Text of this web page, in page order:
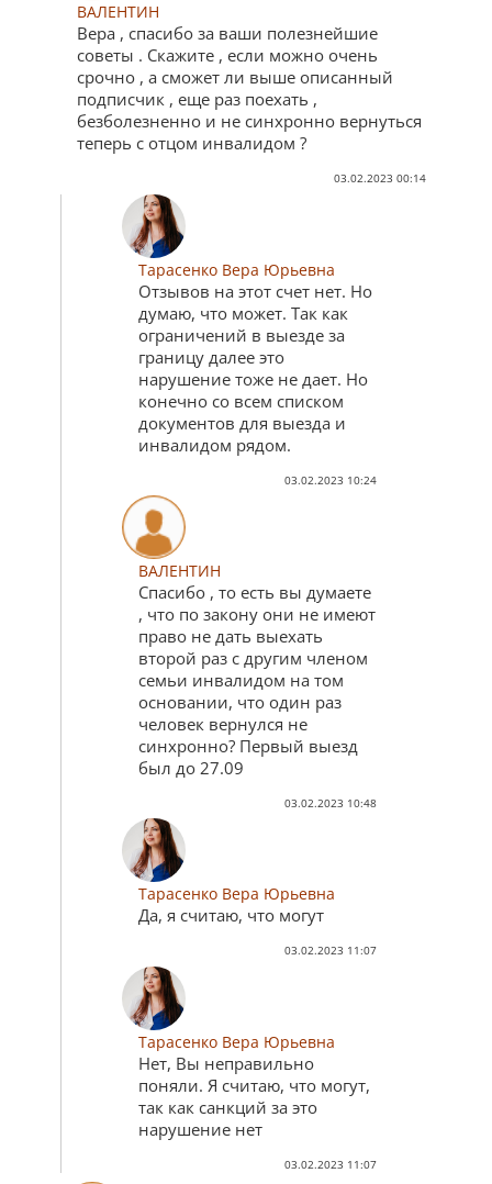
ВАЛЕНТИН
Вера , спасибо за ваши полезнейшие
советы . Скажите , если можно очень
срочно , a сможет ли выше описанный
подписчик , еще раз поехать ,
безболезненно и не синхронно вернуться
теперь с отцом инвалидом ?
03.02.2023 00:14
Тарасенко Вера Юрьевна
Отзывов на этот счет нет. Но
думаю, что может. Так как
ограничений в выезде за
границу далее это
нарушение тоже не дает. Но
конечно со всем списком
документов для выезда и
инвалидом рядом.
03.02.2023 10:24
ВАЛЕНТИН
Спасибо , то есть вы думаете
, что по закону они не имеют
право не дать выехать
второй раз с другим членом
семьи инвалидом на том
основании, что один раз
человек вернулся не
синхронно? Первый выезд
был до 27.09
03.02.2023 10:48
Тарасенко Вера Юрьевна
Да, я считаю, что могут
03.02.2023 11:07
Тарасенко Вера Юрьевна
Нет, Вы неправильно
поняли. Я считаю, что могут,
так как санкций за это
нарушение нет
03.02.2023 11:07